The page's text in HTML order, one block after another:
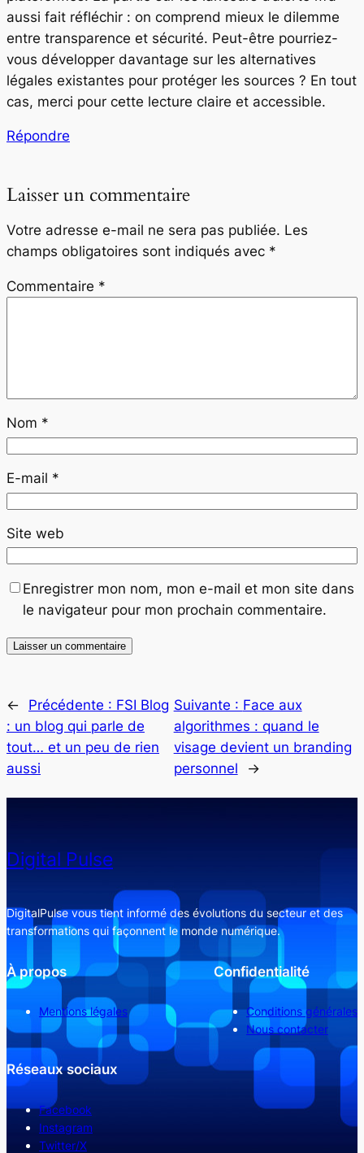
aussi fait réfléchir : on comprend mieux le dilemme
entre transparence et sécurité. Peut-être pourriez-
vous développer davantage sur les alternatives
légales existantes pour protéger les sources ? En tout
cas, merci pour cette lecture claire et accessible.
Répondre
Laisser un commentaire
Votre adresse e-mail ne sera pas publiée. Les
champs obligatoires sont indiqués avec *
Commentaire *
Nom *
E-mail *
Site web
Enregistrer mon nom, mon e-mail et mon site dans
le navigateur pour mon prochain commentaire.
← Précédente : FSI Blog
: un blog qui parle de
tout… et un peu de rien
aussi
Suivante : Face aux
algorithmes : quand le
visage devient un branding
personnel
→
Digital Pulse
DigitalPulse vous tient informé des évolutions du secteur et des
transformations qui façonnent le monde numérique.
À propos
Mentions légales
Confidentialité
Conditions générales
Nous contacter
Réseaux sociaux
Facebook
Instagram
Twitter/X